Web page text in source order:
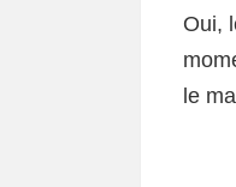
Oui,
le